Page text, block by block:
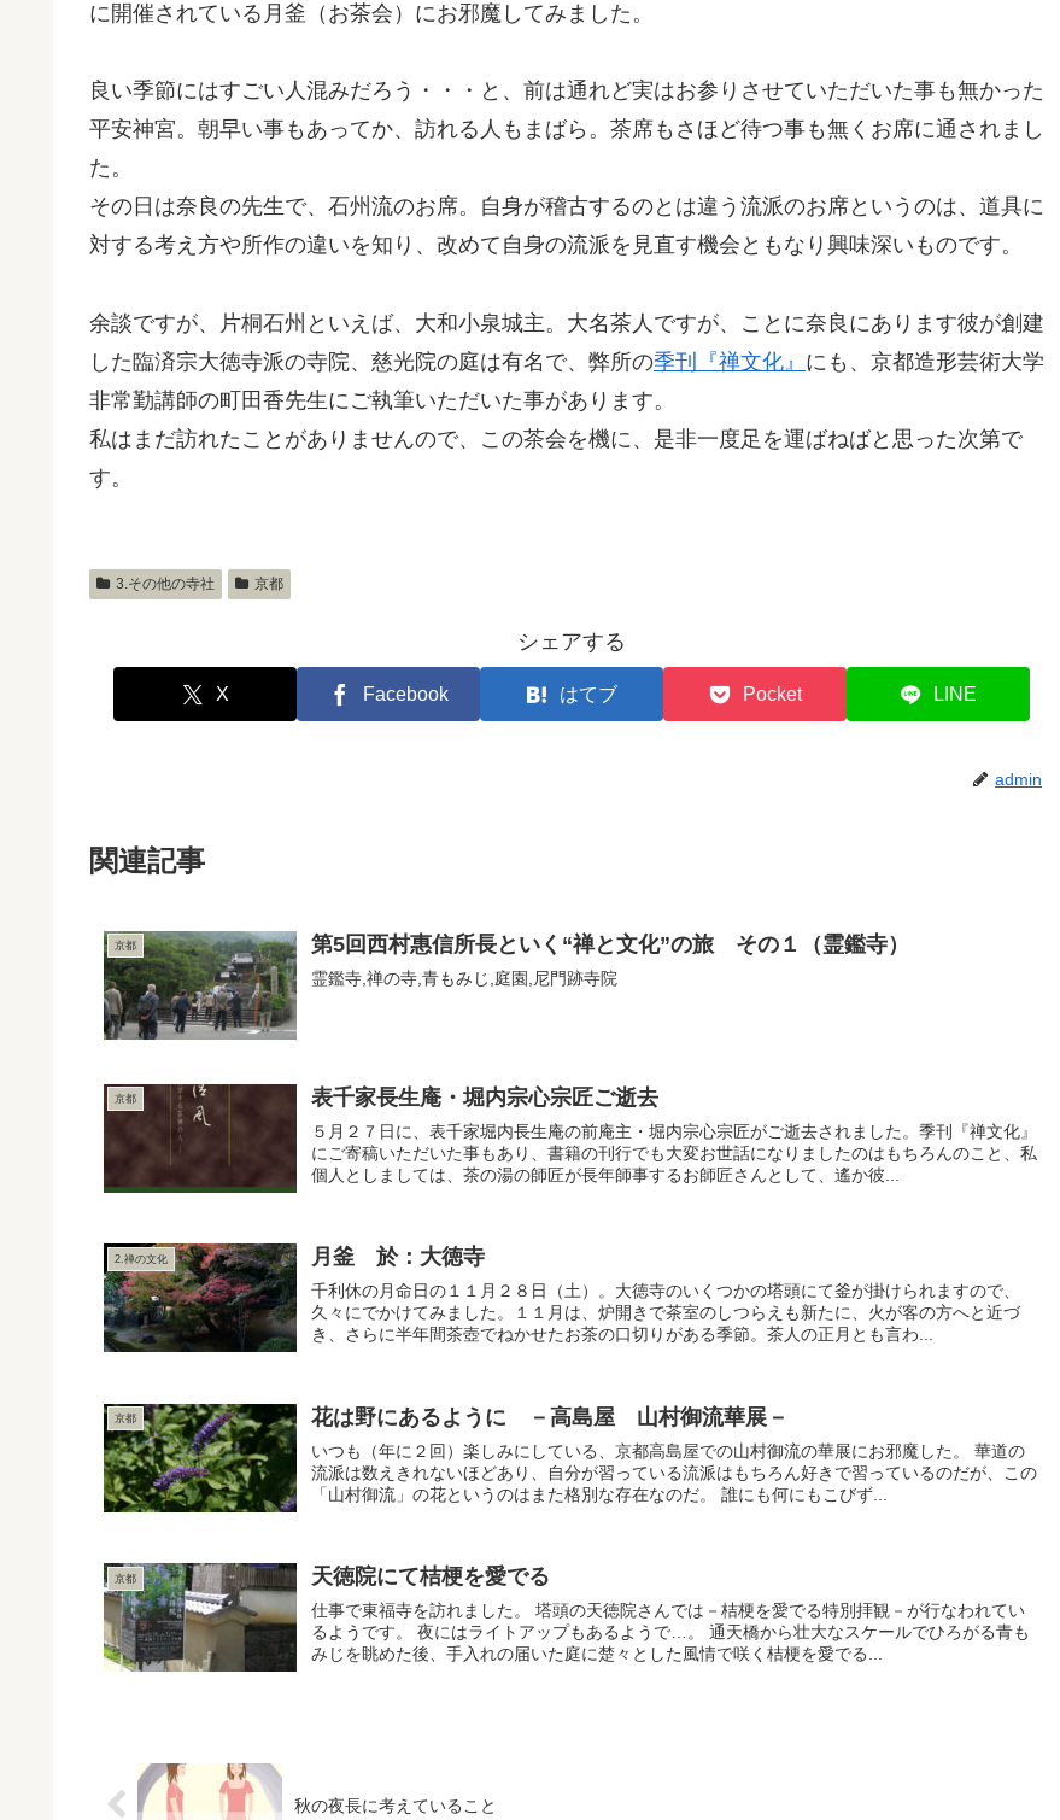
に開催されている月釜（お茶会）にお邪魔してみました。
良い季節にはすごい人混みだろう・・・と、前は通れど実はお参りさせていただいた事も無かった
平安神宮。朝早い事もあってか、訪れる人もまばら。茶席もさほど待つ事も無くお席に通されまし
た。
その日は奈良の先生で、石州流のお席。自身が稽古するのとは違う流派のお席というのは、道具に
対する考え方や所作の違いを知り、改めて自身の流派を見直す機会ともなり興味深いものです。
余談ですが、片桐石州といえば、大和小泉城主。大名茶人ですが、ことに奈良にあります彼が創建
した臨済宗大徳寺派の寺院、慈光院の庭は有名で、弊所の季刊『禅文化』 にも、京都造形芸術大学
非常勤講師の町田香先生にご執筆いただいた事があります。
私はまだ訪れたことがありませんので、この茶会を機に、是非一度足を運ばねばと思った次第で
す。
3.その他の寺社 京都
シェアする
X Facebook はてブ Pocket LINE
admin
関連記事
京都 第5回西村惠信所長といく“禅と文化”の旅 その１（霊鑑寺）
霊鑑寺,禅の寺,青もみじ,庭園,尼門跡寺院
京都 表千家長生庵・堀内宗心宗匠ご逝去
５月２７日に、表千家堀内長生庵の前庵主・堀内宗心宗匠がご逝去されました。季刊『禅文化』
にご寄稿いただいた事もあり、書籍の刊行でも大変お世話になりましたのはもちろんのこと、私
個人としましては、茶の湯の師匠が長年師事するお師匠さんとして、遙か彼...
2.禅の文化 月釜 於：大徳寺
千利休の月命日の１１月２８日（土）。大徳寺のいくつかの塔頭にて釜が掛けられますので、
久々にでかけてみました。１１月は、炉開きで茶室のしつらえも新たに、火が客の方へと近づ
き、さらに半年間茶壺でねかせたお茶の口切りがある季節。茶人の正月とも言わ...
京都 花は野にあるように －高島屋 山村御流華展－
いつも（年に２回）楽しみにしている、京都高島屋での山村御流の華展にお邪魔した。 華道の
流派は数えきれないほどあり、自分が習っている流派はもちろん好きで習っているのだが、この
「山村御流」の花というのはまた格別な存在なのだ。 誰にも何にもこびず...
京都 天徳院にて桔梗を愛でる
仕事で東福寺を訪れました。 塔頭の天徳院さんでは－桔梗を愛でる特別拝観－が行なわれてい
るようです。 夜にはライトアップもあるようで…。 通天橋から壮大なスケールでひろがる青も
みじを眺めた後、手入れの届いた庭に楚々とした風情で咲く桔梗を愛でる...
秋の夜長に考えていること